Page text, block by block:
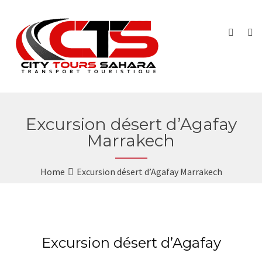
Excursion désert d’Agafay
Marrakech
Home Excursion désert d’Agafay Marrakech
Excursion désert d’Agafay